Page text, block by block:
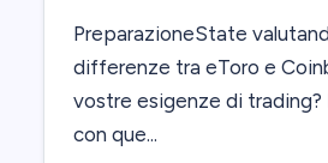
PreparazioneState
differenze tra eToro e
vostre esigenze di trading?
con que...